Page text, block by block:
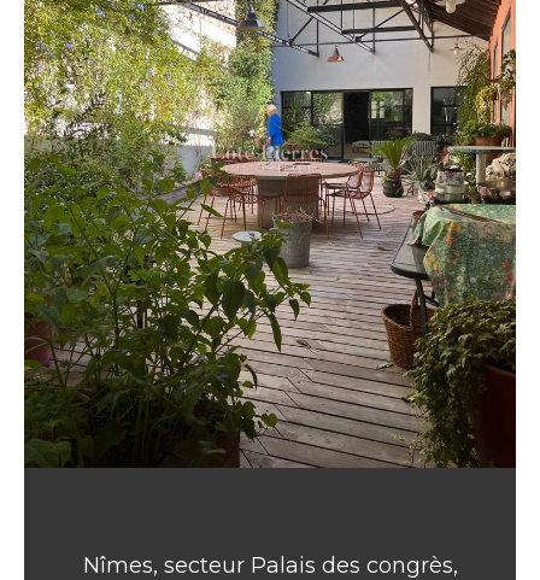
Nîmes, secteur Palais des congrès,